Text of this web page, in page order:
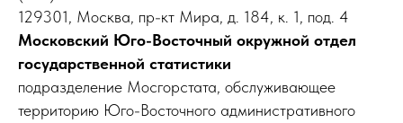
129301, Москва, пр-кт Мира, д. 184, к. 1, под. 4
Московский Юго-Восточный окружной отдел
государственной статистики
подразделение Мосгорстата, обслуживающее
территорию Юго-Восточного административного